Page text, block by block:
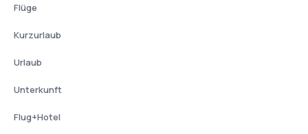
Flüge
Kurzurlaub
Urlaub
Unterkunft
Flug+Hotel